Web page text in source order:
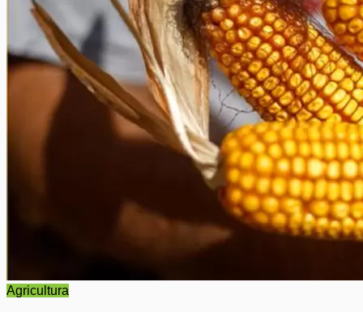
Agricultura